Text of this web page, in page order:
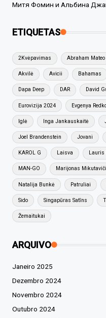
Митя Фомин и Альбина
ETIQUETAS
2Kvėpavimas Abraham Mateo
Akvilė Avicii Bahamas
Dapa Deep DAR David
Eurovizija 2024 Evgenya
Iglė Inga Jankauskaitė
Joel Brandenstein Jovani
KAROL G Laisva Lauris
MAN-GO Marijonas
Natalija Bunkė Patruliai
Sido Singapūras Satīns
Žemaitukai
ARQUIVO
Janeiro 2025
Dezembro 2024
Novembro 2024
Outubro 2024